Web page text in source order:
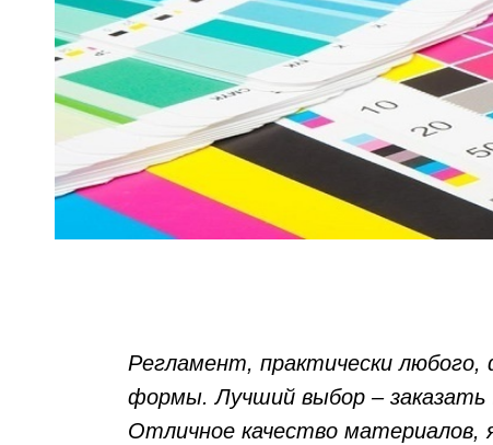
Регламент, практически любого,
формы. Лучший выбор –
Отличное качество